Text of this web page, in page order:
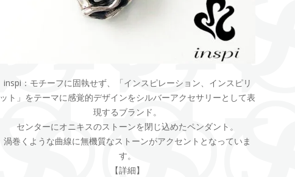
inspi：モチーフに固執せず、「インスピレーション、インスピリ
ット」をテーマに感覚的デザインをシルバーアクセサリーとして表
現するブランド。
センターにオニキスのストーンを閉じ込めたペンダント。
渦巻くような曲線に無機質なストーンがアクセントとなっていま
す。
【詳細】